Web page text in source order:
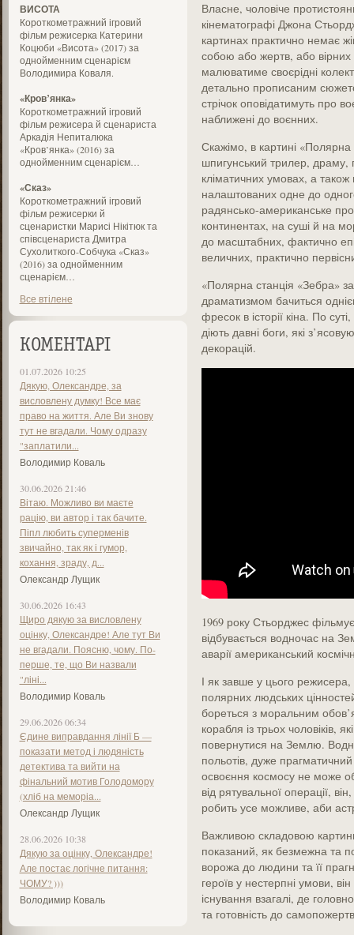
ВИСОТА
Короткометражний ігровий
фільм режисерка Катерини
Коцюби «Висота» (2017) за
однойменним сценарієм
Володимира Коваля.
«Кров’янка»
Короткометражний ігровий
фільм режисера й сценариста
Аркадія Непиталюка
«Кров’янка» (2016) за
однойменним сценарієм…
«Сказ»
Короткометражний ігровий
фільм режисерки й
сценаристки Марисі Нікітюк та
співсценариста Дмитра
Сухолиткого-Собчука «Сказ»
(2016) за однойменним
сценарієм…
Все втілене
КОМЕНТАРІ
01.07.2026 10:25
Дякую, Олександре, за
висловлену думку! Все має
право на життя. Але Ви знову
тут не вгадали. Чому одразу
"заплатили...
Володимир Коваль
30.06.2026 21:46
Вітаю. Можливо ви маєте
рацію, ви автор і так бачите.
Піпл любить суперменів
звичайно, так як і гумор,
кохання, зраду, д...
Олександр Лущик
30.06.2026 16:43
Щиро дякую за висловлену
оцінку, Олександре! Але тут Ви
не вгадали. Поясню, чому. По-
перше, те, що Ви назвали
"ліні...
Володимир Коваль
29.06.2026 06:34
Єдине виправдання лінії Б —
показати метод і людяність
детектива та вийти на
фінальний мотив Голодомору
(хліб на меморіа...
Олександр Лущик
28.06.2026 10:38
Дякую за оцінку, Олександре!
Але постає логічне питання:
ЧОМУ? )))
Володимир Коваль
Власне, чоловіче
кінематографі Джона
картинах практично немає
собою або жертв, або вірних
малюватиме своєрідні
детально прописаним
стрічок оповідатимуть про
наближені до воєнних.
Скажімо, в картині
шпигунський трилер, драму,
кліматичних умовах, а також
налаштованих одне до
радянсько-американське
континентах, на суші й на
до масштабних, фактично
величних, практично
«Полярна станція «Зебра»
драматизмом бачиться
фресок в історії кіна. По
діють давні боги, які
декорацій.
1969 року Стьорджес
відбувається водночас на
аварії американський
І як завше у цього
полярних людських
бореться з моральним
корабля із трьох чоловіків,
повернутися на Землю.
польотів, дуже
освоєння космосу не може
від рятувальної операції,
робить усе можливе, аби
Важливою складовою
показаний, як безмежна та
ворожа до людини та її
героїв у нестерпні умови,
існування взагалі, де
та готовність до